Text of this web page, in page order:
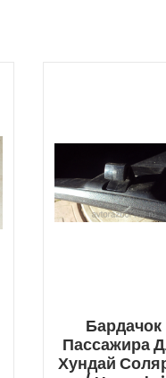
Бардачок
Пассажира
Хундай